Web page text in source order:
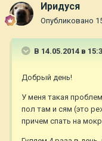
Иридуся
Опубликовано
В 14.05.2014 в
Добрый день!
У меня такая
пол там и сям (это
причем спать на